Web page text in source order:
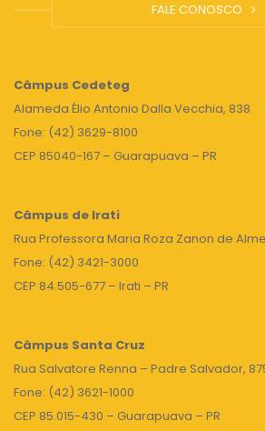
FALE CONOSCO
Câmpus Cedeteg
Alameda Élio Antonio Dalla Vecchia, 838
Fone: (42) 3629-8100
CEP 85040-167 – Guarapuava – PR
Câmpus de Irati
Rua Professora Maria Roza Zanon de
Fone: (42) 3421-3000
CEP 84.505-677 – Irati – PR
Câmpus Santa Cruz
Rua Salvatore Renna – Padre Salvador,
Fone: (42) 3621-1000
CEP 85.015-430 – Guarapuava – PR